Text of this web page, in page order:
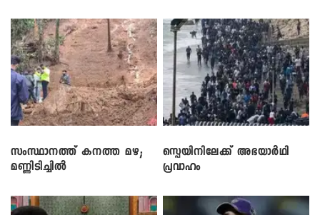
സംസ്ഥാനത്ത് കനത്ത മഴ;
മണ്ണിടിച്ചിൽ
സ്പെയിനിലേക്ക് അഭയാർഥി
പ്രവാഹം